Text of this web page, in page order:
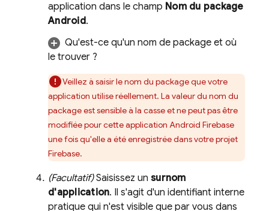
application dans le champ Nom du package
Android.
Qu'est-ce qu'un nom de package et où
le trouver ?
Veillez à saisir le nom du package que votre
application utilise réellement. La valeur du nom du
package est sensible à la casse et ne peut pas être
modifiée pour cette application Android Firebase
une fois qu'elle a été enregistrée dans votre projet
Firebase.
(Facultatif)Saisissez un surnom
d'application. Il s'agit d'un identifiant interne
pratique qui n'est visible que par vous dans